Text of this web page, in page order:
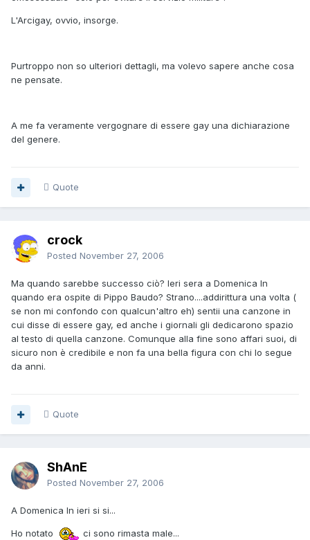
L'Arcigay, ovvio, insorge.
Purtroppo non so ulteriori dettagli, ma volevo sapere anche cosa
ne pensate.
A me fa veramente vergognare di essere gay una dichiarazione
del genere.
Quote
crock
Posted November 27, 2006
Ma quando sarebbe successo ciò? Ieri sera a Domenica In
quando era ospite di Pippo Baudo? Strano....addirittura una volta (
se non mi confondo con qualcun'altro eh) sentii una canzone in
cui disse di essere gay, ed anche i giornali gli dedicarono spazio
al testo di quella canzone. Comunque alla fine sono affari suoi, di
sicuro non è credibile e non fa una bella figura con chi lo segue
da anni.
Quote
ShAnE
Posted November 27, 2006
A Domenica In ieri si si...
Ho notato ci sono rimasta male...